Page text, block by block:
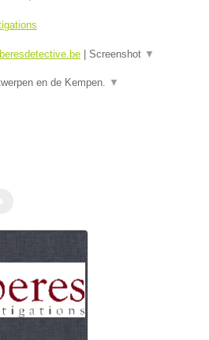
Screenshot ▼
en de Kempen. ▼